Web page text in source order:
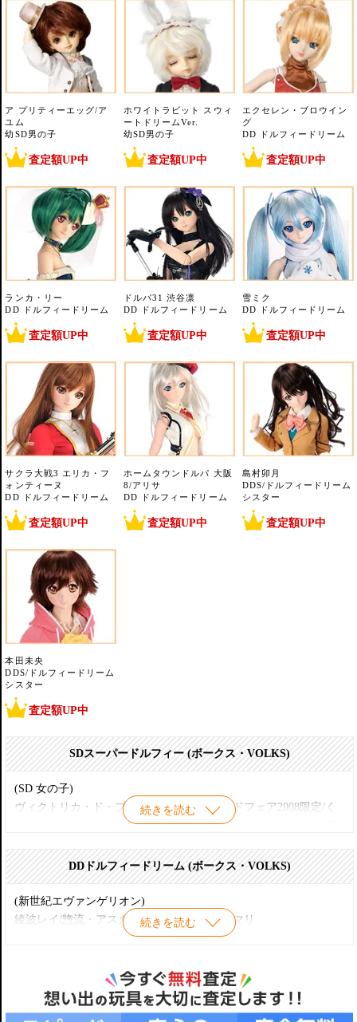
ア プリティーエッグ/ア
ユム
幼SD男の子
査定額UP中
ホワイトラビット スウィ
ートドリームVer.
幼SD男の子
査定額UP中
エクセレン・ブロウイン
グ
DD ドルフィードリーム
査定額UP中
ランカ・リー
DD ドルフィードリーム
査定額UP中
ドルパ31 渋谷凛
DD ドルフィードリーム
査定額UP中
雪ミク
DD ドルフィードリーム
査定額UP中
サクラ大戦3 エリカ・フ
ォンティーヌ
DD ドルフィードリーム
査定額UP中
ホームタウンドルパ 大阪
8/アリサ
DD ドルフィードリーム
査定額UP中
島村卯月
DDS/ドルフィードリーム
シスター
査定額UP中
本田未央
DDS/ドルフィードリーム
シスター
査定額UP中
SDスーパードルフィー (ボークス・VOLKS)
続きを読む
(SD 女の子)
ヴィクトリカ・ド・ブロワ/キラ スタンダードフェア2008限定/く
るみ1st（ドルパ16)/くるみ2nd(ドルパ20)/サシャ/シャルロッテ/真
ズおでかけver．/ちょびっツ ちぃ チロル制服ver./たえ Sweet
こボディ
(SD16女の子)
アメリア/綾瀬亜美 1st 亜美のお部屋着セット付/綾瀬亜美 東京
DDドルフィードリーム (ボークス・VOLKS)
続きを読む
(新世紀エヴァンゲリオン)
綾波レイ/惣流・アスカ・ラングレー/真希波マリ
白河さやか(私服・二人でサンタ)
(To Heart2)